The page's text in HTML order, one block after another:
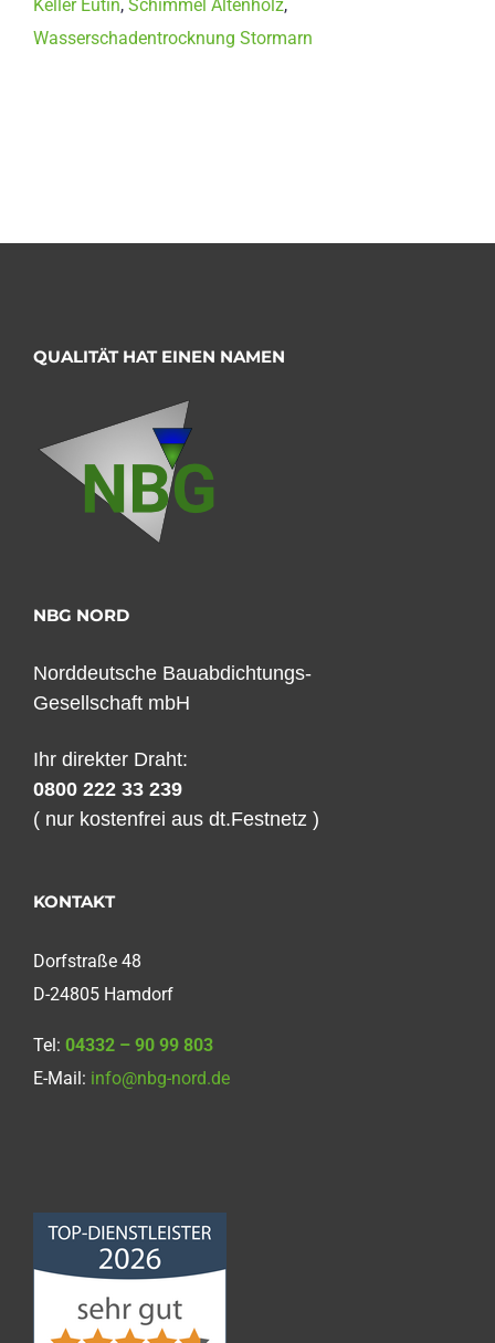
Keller Eutin, Schimmel Altenholz,
Wasserschadentrocknung Stormarn
QUALITÄT HAT EINEN NAMEN
NBG NORD
Norddeutsche Bauabdichtungs-
Gesellschaft mbH
Ihr direkter Draht:
0800 222 33 239
( nur kostenfrei aus dt.Festnetz )
KONTAKT
Dorfstraße 48
D-24805 Hamdorf
Tel: 04332 – 90 99 803
E-Mail: info@nbg-nord.de
Norddeutsche
Bauabdichtungsgesellschaft
mbH
von 5
86Bewertungen